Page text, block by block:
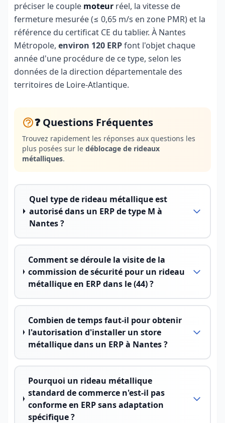
préciser le couple moteur réel, la vitesse de
fermeture mesurée (≤ 0,65 m/s en zone PMR) et la
référence du certificat CE du tablier. À Nantes
Métropole, environ 120 ERPfont l'objet chaque
année d'une procédure de ce type, selon les
données de la direction départementale des
territoires de Loire-Atlantique.
❓ Questions Fréquentes
Trouvez rapidement les réponses aux questions les
plus posées sur le déblocage de rideaux
métalliques.
Quel type de rideau métallique est
autorisé dans un ERP de type M à
Nantes ?
Comment se déroule la visite de la
commission de sécurité pour un rideau
métallique en ERP dans le (44) ?
Combien de temps faut-il pour obtenir
l'autorisation d'installer un store
métallique dans un ERP à Nantes ?
Pourquoi un rideau métallique
standard de commerce n'est-il pas
conforme en ERP sans adaptation
spécifique ?